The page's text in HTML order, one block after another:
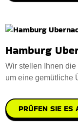
Hamburg
Wir stellen Ihnen
um eine gemütliche
PRÜFEN SIE ES